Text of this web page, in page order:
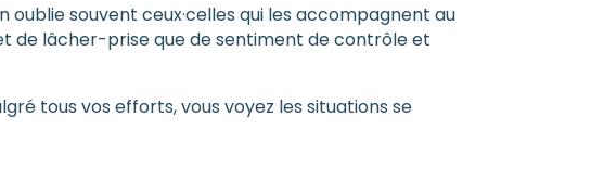
souvent ceux·celles qui les accompagnent au
de lâcher-prise que de sentiment de contrôle et
tous vos efforts, vous voyez les situations se